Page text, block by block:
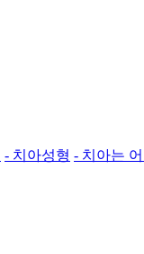
- 치아성형 - 치아는